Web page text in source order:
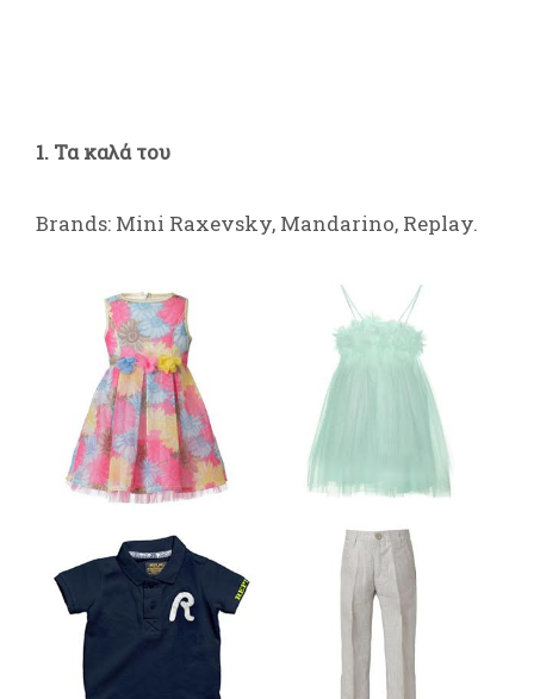
1. Τα καλά του
Brands: Mini Raxevsky, Mandarino, Replay.